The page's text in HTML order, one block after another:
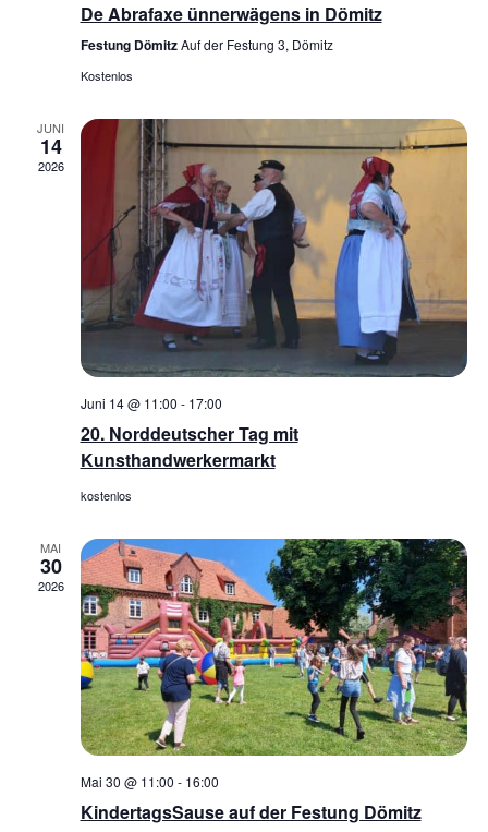
De Abrafaxe ünnerwägens in Dömitz
Festung DömitzAuf der Festung 3, Dömitz
Kostenlos
JUNI
14
2026
Juni 14 @ 11:00 - 17:00
20. Norddeutscher Tag mit
Kunsthandwerkermarkt
kostenlos
MAI
30
2026
Mai 30 @ 11:00 - 16:00
KindertagsSause auf der Festung Dömitz